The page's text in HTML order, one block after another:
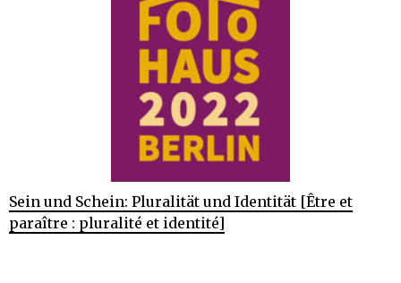
Sein und Schein: Pluralität und Identität [Être et
paraître : pluralité et identité]